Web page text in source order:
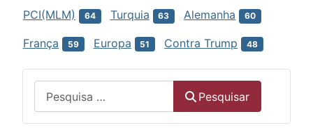
PCI(MLM) 64 Turquia 63 Alemanha 60
França 59 Europa 51 Contra Trump 48
Pesquisar